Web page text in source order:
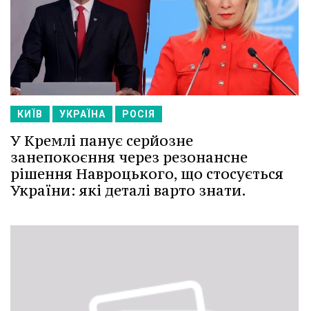
КИЇВ УКРАЇНА РОСІЯ
У Кремлі панує серйозне
занепокоєння через резонансне
рішення Навроцького, що стосується
України: які деталі варто знати.